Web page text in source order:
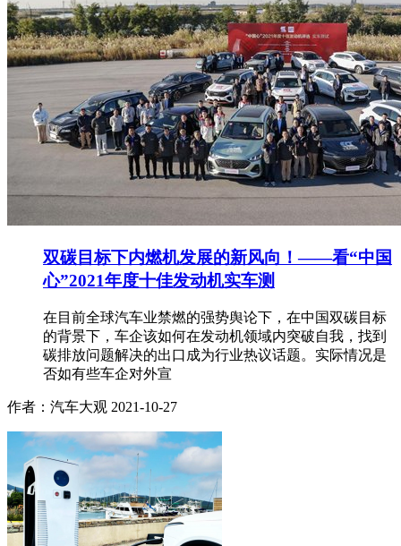
双碳目标下内燃机发展的新风向！——看“中国
心”2021年度十佳发动机实车测
在目前全球汽车业禁燃的强势舆论下，在中国双碳目标
的背景下，车企该如何在发动机领域内突破自我，找到
碳排放问题解决的出口成为行业热议话题。实际情况是
否如有些车企对外宣
作者：汽车大观 2021-10-27